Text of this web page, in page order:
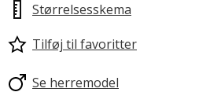
Størrelsesskema
Tilføj til favoritter
Se herremodel